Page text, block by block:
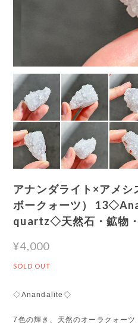
アナンダライト×アメシ
ボークォーツ）
quartz◇天然石・鉱物
¥4,000
SOLD OUT
◇Anandalite◇
7色の輝き、天然のオーラクォーツ